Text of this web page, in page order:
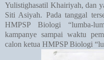
Yulistighasatil Khairiyah, dan
Siti Asiyah. Pada tanggal
HMPSP Biologi “lumba-
kampanye sampai waktu
calon ketua HMPSP Biologi